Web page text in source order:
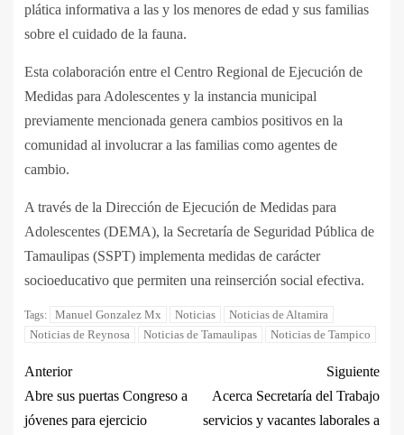
plática informativa a las y los menores de edad y sus familias
sobre el cuidado de la fauna.
Esta colaboración entre el Centro Regional de Ejecución de
Medidas para Adolescentes y la instancia municipal
previamente mencionada genera cambios positivos en la
comunidad al involucrar a las familias como agentes de
cambio.
A través de la Dirección de Ejecución de Medidas para
Adolescentes (DEMA), la Secretaría de Seguridad Pública de
Tamaulipas (SSPT) implementa medidas de carácter
socioeducativo que permiten una reinserción social efectiva.
Tags: Manuel Gonzalez Mx Noticias
Noticias de Altamira
Noticias de Reynosa
Noticias de Tamaulipas Noticias de Tampico
Anterior
Abre sus puertas Congreso a
jóvenes para ejercicio
Siguiente
Acerca Secretaría del Trabajo
servicios y vacantes laborales a